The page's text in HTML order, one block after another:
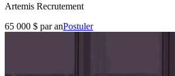
Artemis Recrutement
65 000 $ par anPostuler